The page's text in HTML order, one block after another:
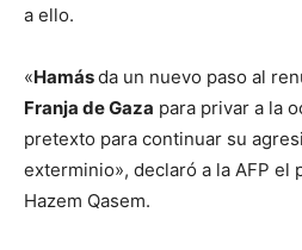
a ello.
«Hamásda un nuevo paso al
Franja de Gaza para privar a la
pretexto para continuar su
exterminio», declaró a la AFP el
Hazem Qasem.